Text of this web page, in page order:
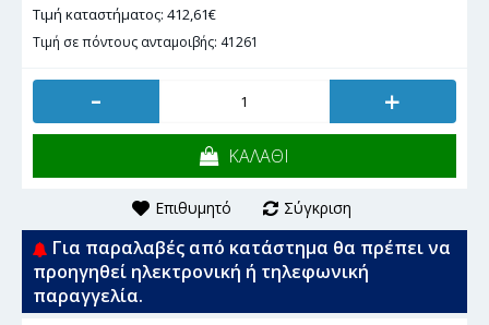
Τιμή καταστήματος: 412,61€
Τιμή σε πόντους ανταμοιβής: 41261
- +
ΚΑΛΑΘΙ
Επιθυμητό Σύγκριση
Για παραλαβές από κατάστημα θα πρέπει να
προηγηθεί ηλεκτρονική ή τηλεφωνική
παραγγελία.